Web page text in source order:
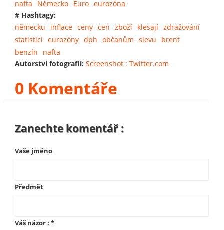
nafta
Německo Euro eurozóna
# Hashtagy:
německu
inflace ceny cen zboží klesají zdražování
statistici eurozóny dph občanům slevu
brent
benzín
nafta
Autorství fotografií: Screenshot : Twitter.com
0 Komentáře
Zanechte komentář :
Vaše jméno
Předmět
Váš názor : *